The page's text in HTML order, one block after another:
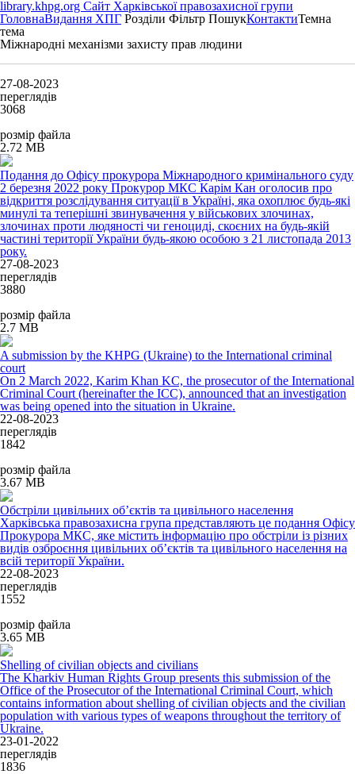
library.khpg.org Сайт Харківської правозахисної групи
ГоловнаВидання ХПГ Розділи Фільтр ПошукКонтактиТемна
тема
Міжнародні механізми захисту прав людини
27-08-2023
переглядів
3068
розмір файла
2.72 MB
Подання до Офісу прокурора Міжнародного кримінального суду
2 березня 2022 року Прокурор МКС Карім Кан оголосив про
відкриття розслідування ситуації в Україні, яка охоплює будь-які
минулі та теперішні звинувачення у військових злочинах,
злочинах проти людяності чи геноциді, скоєних на будь-якій
частині території України будь-якою особою з 21 листопада 2013
року.
27-08-2023
переглядів
3880
розмір файла
2.7 MB
A submission by the KHPG (Ukraine) to the International criminal
court
On 2 March 2022, Karim Khan KC, the prosecutor of the International
Criminal Court (hereinafter the ICC), announced that an investigation
was being opened into the situation in Ukraine.
22-08-2023
переглядів
1842
розмір файла
3.67 MB
Обстріли цивільних об’єктів та цивільного населення
Харківська правозахисна група представляють це подання Офісу
Прокурора МКС, яке містить інформацію про обстріли із різних
видів озброєння цивільних об’єктів та цивільного населення на
всій території України.
22-08-2023
переглядів
1552
розмір файла
3.65 MB
Shelling of civilian objects and civilians
The Kharkiv Human Rights Group presents this submission of the
Office of the Prosecutor of the International Criminal Court, which
contains information about shelling of civilian objects and the civilian
population with various types of weapons throughout the territory of
Ukraine.
23-01-2022
переглядів
1836